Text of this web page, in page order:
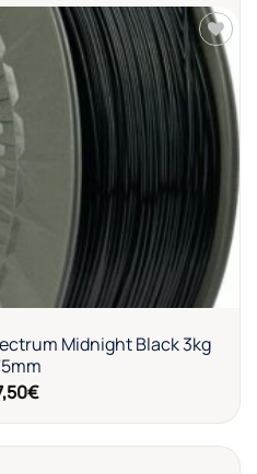
Añadir
a la
lista de
deseos
Midnight Black 3kg
€